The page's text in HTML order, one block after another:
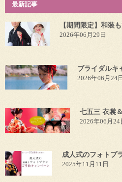
最新記事
【期間限定】和装
2026年06月29日
ブライダルキ
2026年06月24日
七五三 衣裳
2026年06月24
成人式のフォトプ
2025年11月11日